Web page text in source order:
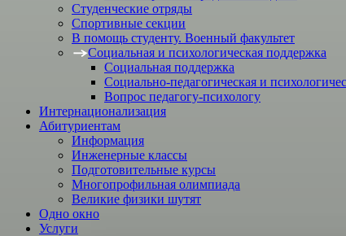
Студенческие отряды
Спортивные секции
В помощь студенту. Военный факультет
Социальная и психологическая поддержка
Социальная поддержка
Социально-педагогическая и
Вопрос педагогу-психологу
Интернационализация
Абитуриентам
Информация
Инженерные классы
Подготовительные курсы
Многопрофильная олимпиада
Великие физики шутят
Одно окно
Услуги